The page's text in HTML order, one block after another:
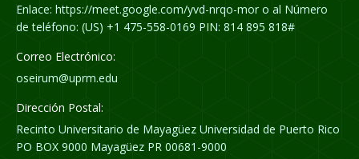
Enlace: https://meet.google.com/yvd-nrqo-mor o al Número
de teléfono: (US) +1 475-558-0169 PIN: 814 895 818#
Correo Electrónico:
oseirum@uprm.edu
Dirección Postal:
Recinto Universitario de Mayagüez Universidad de Puerto Rico
PO BOX 9000 Mayagüez PR 00681-9000